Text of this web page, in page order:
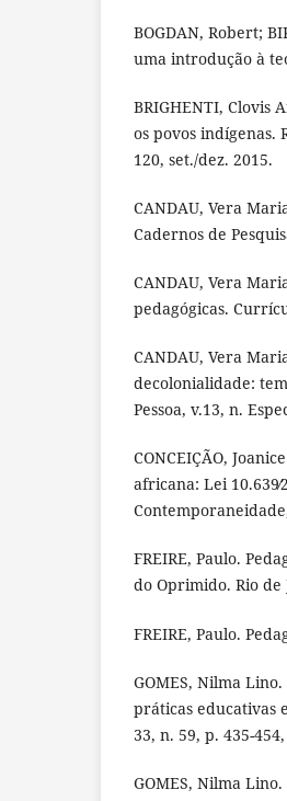
BOGDAN, Robert;
uma introdução à
BRIGHENTI, Clovis
os povos indígenas.
120, set./dez. 2015.
CANDAU, Vera
Cadernos de
CANDAU, Vera
pedagógicas.
CANDAU, Vera
decolonialidade:
Pessoa, v.13, n.
CONCEIÇÃO,
africana: Lei
FREIRE, Paulo.
do Oprimido. Rio de
FREIRE, Paulo.
GOMES, Nilma
práticas educativas
33, n. 59, p. 435-
GOMES, Nilma